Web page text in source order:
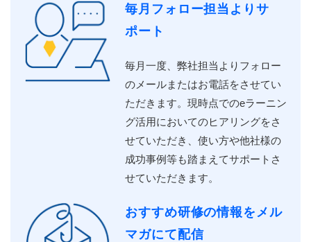
毎月フォロー担当よりサ
ポート
毎月⼀度、弊社担当よりフォロー
のメールまたはお電話をさせてい
ただきます。現時点でのeラーニン
グ活⽤においてのヒアリングをさ
せていただき、使い⽅や他社様の
成功事例等も踏まえてサポートさ
せていただきます。
おすすめ研修の情報をメル
マガにて配信